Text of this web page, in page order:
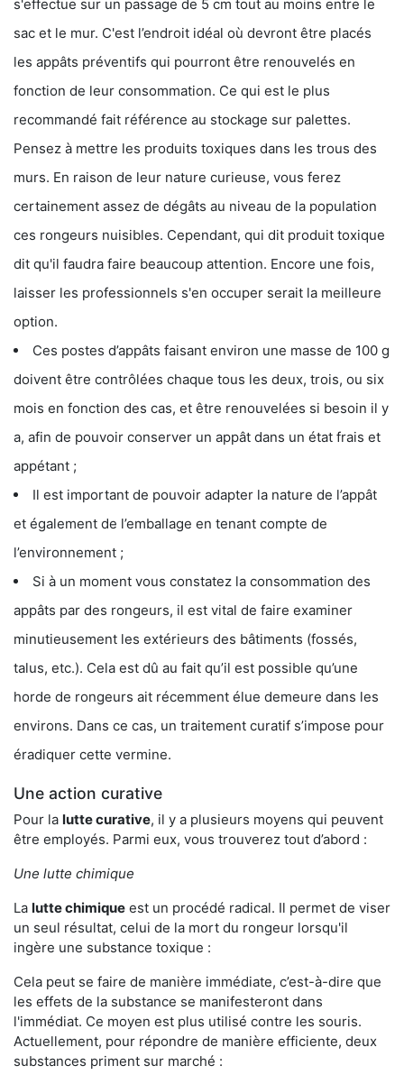
s'effectue sur un passage de 5 cm tout au moins entre le
sac et le mur. C'est l’endroit idéal où devront être placés
les appâts préventifs qui pourront être renouvelés en
fonction de leur consommation. Ce qui est le plus
recommandé fait référence au stockage sur palettes.
Pensez à mettre les produits toxiques dans les trous des
murs. En raison de leur nature curieuse, vous ferez
certainement assez de dégâts au niveau de la population
ces rongeurs nuisibles. Cependant, qui dit produit toxique
dit qu'il faudra faire beaucoup attention. Encore une fois,
laisser les professionnels s'en occuper serait la meilleure
option.
Ces postes d’appâts faisant environ une masse de 100 g
doivent être contrôlées chaque tous les deux, trois, ou six
mois en fonction des cas, et être renouvelées si besoin il y
a, afin de pouvoir conserver un appât dans un état frais et
appétant ;
Il est important de pouvoir adapter la nature de l’appât
et également de l’emballage en tenant compte de
l’environnement ;
Si à un moment vous constatez la consommation des
appâts par des rongeurs, il est vital de faire examiner
minutieusement les extérieurs des bâtiments (fossés,
talus, etc.). Cela est dû au fait qu’il est possible qu’une
horde de rongeurs ait récemment élue demeure dans les
environs. Dans ce cas, un traitement curatif s’impose pour
éradiquer cette vermine.
Une action curative
Pour la lutte curative, il y a plusieurs moyens qui peuvent
être employés. Parmi eux, vous trouverez tout d’abord :
Une lutte chimique
La lutte chimique est un procédé radical. Il permet de viser
un seul résultat, celui de la mort du rongeur lorsqu'il
ingère une substance toxique :
Cela peut se faire de manière immédiate, c’est-à-dire que
les effets de la substance se manifesteront dans
l'immédiat. Ce moyen est plus utilisé contre les souris.
Actuellement, pour répondre de manière efficiente, deux
substances priment sur marché :